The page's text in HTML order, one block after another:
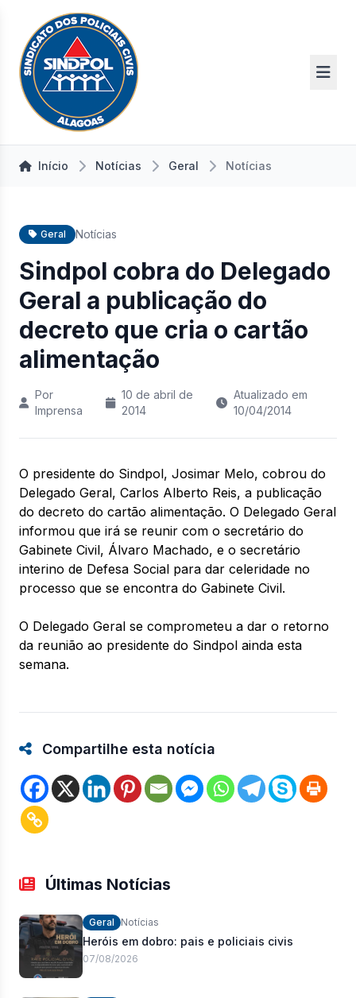
Início Notícias Geral Notícias
Geral Notícias
Sindpol cobra do Delegado
Geral a publicação do
decreto que cria o cartão
alimentação
Por
Imprensa
10 de abril de
2014
Atualizado em
10/04/2014
O presidente do Sindpol, Josimar Melo, cobrou do
Delegado Geral, Carlos Alberto Reis, a publicação
do decreto do cartão alimentação. O Delegado Geral
informou que irá se reunir com o secretário do
Gabinete Civil, Álvaro Machado, e o secretário
interino de Defesa Social para dar celeridade no
processo que se encontra do Gabinete Civil.
O Delegado Geral se comprometeu a dar o retorno
da reunião ao presidente do Sindpol ainda esta
semana.
Compartilhe esta notícia
Últimas Notícias
Geral Notícias
Heróis em dobro: pais e policiais civis
07/08/2026